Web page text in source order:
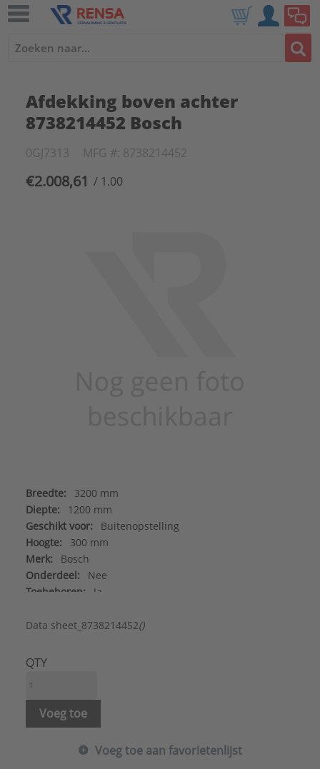
Afdekking boven achter
8738214452 Bosch
0GJ7313 MFG #: 8738214452
€2.008,61 / 1.00
Breedte:
3200 mm
Diepte:
1200 mm
Geschikt voor:
Buitenopstelling
Hoogte:
300 mm
Merk:
Bosch
Onderdeel:
Nee
Toebehoren:
Ja
Data sheet_8738214452()
QTY
Voeg toe
Voeg toe aan favorietenlijst